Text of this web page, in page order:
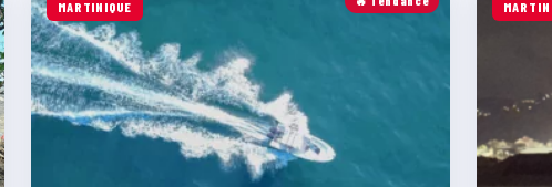
MARTINIQUE